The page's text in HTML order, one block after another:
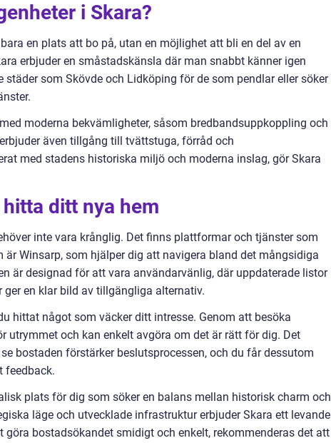
i Skara?
en plats att bo på, utan en möjlighet att bli en del av en
erbjuder en småstadskänsla där man snabbt känner igen
städer som Skövde och Lidköping för de som pendlar eller söker
moderna bekvämligheter, såsom bredbandsuppkoppling och
även tillgång till tvättstuga, förråd och
med stadens historiska miljö och moderna inslag, gör Skara
ditt nya hem
inte vara krånglig. Det finns plattformar och tjänster som
är Winsarp, som hjälper dig att navigera bland det mångsidiga
är designad för att vara användarvänlig, där uppdaterade listor
en klar bild av tillgängliga alternativ.
hittat något som väcker ditt intresse. Genom att besöka
utrymmet och kan enkelt avgöra om det är rätt för dig. Det
bostaden förstärker beslutsprocessen, och du får dessutom
feedback.
plats för dig som söker en balans mellan historisk charm och
läge och utvecklade infrastruktur erbjuder Skara ett levande
göra bostadsökandet smidigt och enkelt, rekommenderas det att